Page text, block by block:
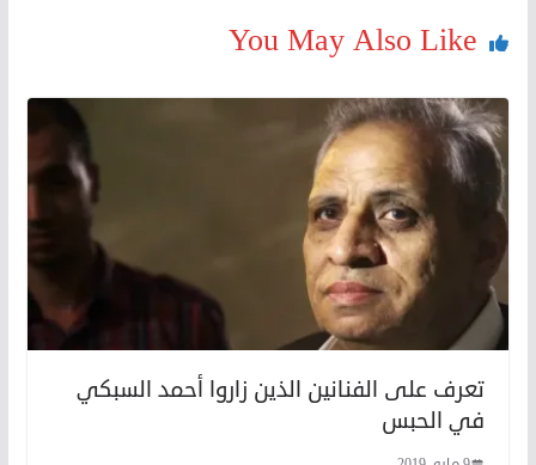
You May Also Like
تعرف على الفنانين الذين زاروا أحمد السبكي
في الحبس